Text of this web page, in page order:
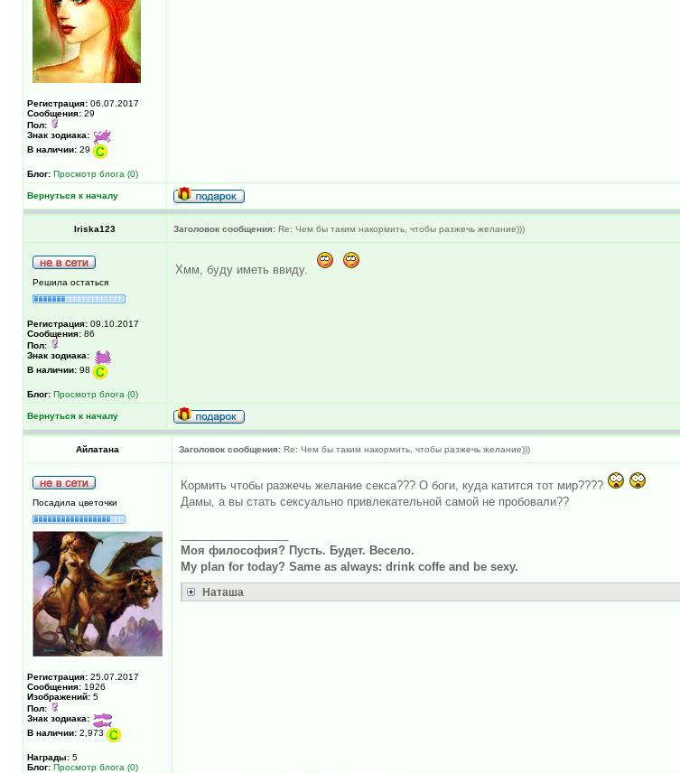
Регистрация: 06.07.2017
Сообщения: 29
Пол:
Знак зодиака:
В наличии: 29
Блог: Просмотр блога (0)
Вернуться к началу
Iriska123 Заголовок сообщения: Re: Чем бы таким накормить, чтобы разжечь желание)))
Решила остаться
Регистрация: 09.10.2017
Сообщения: 86
Пол:
Знак зодиака:
В наличии: 98
Блог: Просмотр блога (0)
Хмм, буду иметь ввиду.
Вернуться к началу
Айлатана Заголовок сообщения: Re: Чем бы таким накормить, чтобы разжечь желание)))
Посадила цветочки
Регистрация: 25.07.2017
Сообщения: 1926
Изображений: 5
Пол:
Знак зодиака:
В наличии: 2,973
Награды: 5
Блог: Просмотр блога (0)
Кормить чтобы разжечь желание секса??? О боги, куда катится тот мир????
Дамы, а вы стать сексуально привлекательной самой не пробовали??
Моя философия? Пусть. Будет. Весело.
My plan for today? Same as always: drink coffe and be sexy.
Наташа